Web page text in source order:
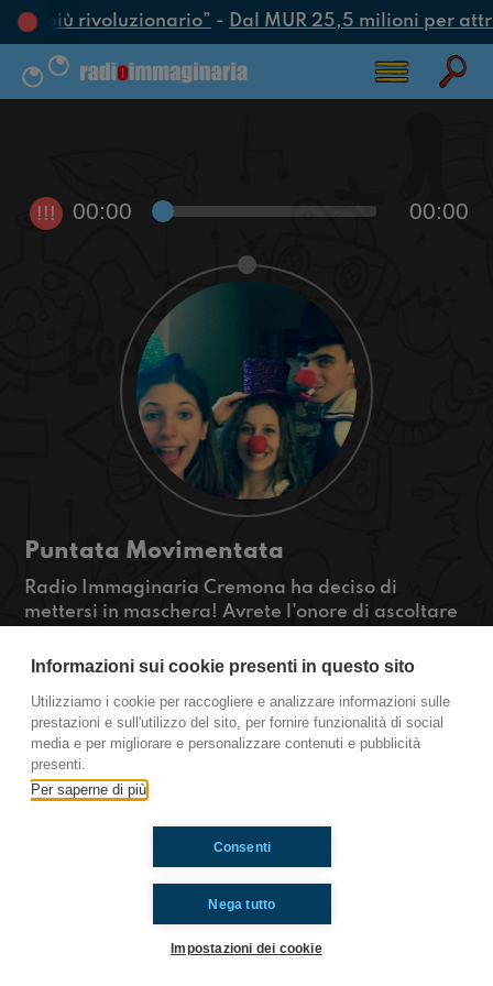
più rivoluzionario”- Dal MUR 25,5 milioni per
!!! 00:00 00:00
Puntata Movimentata
Radio Immaginaria Cremona ha deciso di
mettersi in maschera! Avrete l'onore di ascoltare
Ascolteremo una nuova artista che si è affidata a
nostra esperienza a #Omernas4102 e molto altro
ancora! Prendete in mano le trombette e...STAY
TUNED!
Ti è piaciuto? Condividilo!
Informazioni sui cookie presenti in questo sito
Utilizziamo i cookie per raccogliere e analizzare informazioni sulle
prestazioni e sull'utilizzo del sito, per fornire funzionalità di social
media e per migliorare e personalizzare contenuti e pubblicità
presenti.
Per saperne di più
Nega tutto
Consenti
Impostazioni dei cookie